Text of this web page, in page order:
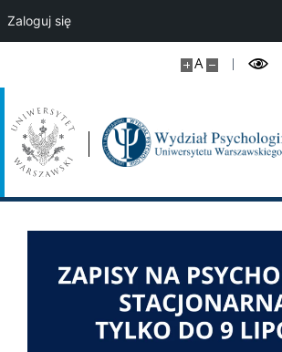
A
Kształcenie doktorantów
Studia podyplomowe i kursy
DLA STUDENTÓW
Sekretariaty studenckie
Zaloguj się